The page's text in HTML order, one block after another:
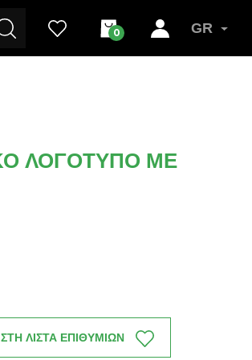
0 GR
ΛΟΓΌΤΥΠΟ ΜΕ
ΛΙΣΤΑ ΕΠΙΘΥΜΙΩΝ